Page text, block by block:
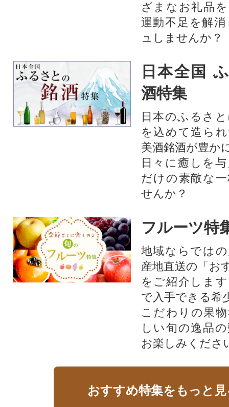
ざまなお礼品
運動不足を解
ュしませんか？
日本全国
酒特集
日本のふるさ
を込めて造ら
美酒銘酒が豊か
日々に癒しを
だけの素敵な
せんか？
フルーツ特
地域ならでは
産地直送の「お
をご紹介しま
で入手できる希
こだわりの果
しい旬の逸品
お楽しみくださ
おすすめ特集をもっと